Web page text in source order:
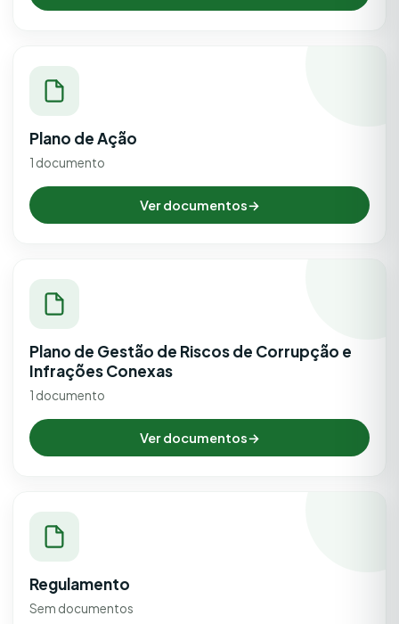
Plano de Ação
1 documento
Ver documentos→
Plano de Gestão de Riscos de Corrupção e
Infrações Conexas
1 documento
Ver documentos→
Regulamento
Sem documentos